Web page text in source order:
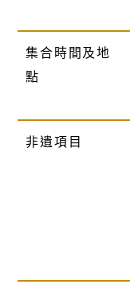
集合時間及地
點
非遺項目